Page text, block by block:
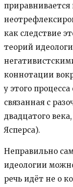
приравнивается
как следствие
теорий
коннотации
у этого
связанная с
двадцатого
Ясперса).
Неправильно
идеологии
речь идёт не о